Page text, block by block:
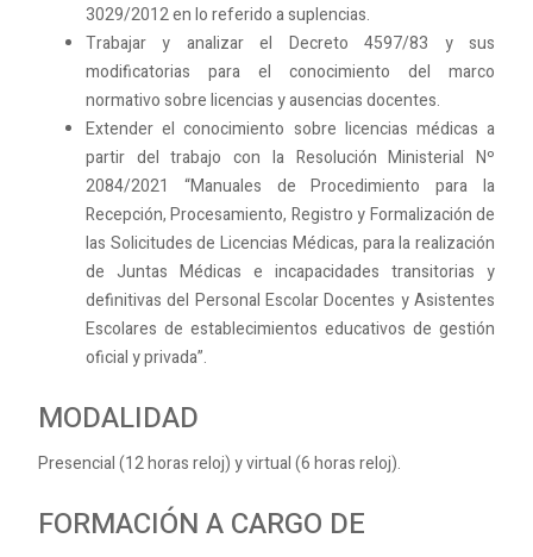
3029/2012 en lo referido a suplencias.
Trabajar y analizar el Decreto 4597/83 y sus
modificatorias para el conocimiento del marco
normativo sobre licencias y ausencias docentes.
Extender el conocimiento sobre licencias médicas a
partir del trabajo con la Resolución Ministerial Nº
2084/2021 “Manuales de Procedimiento para la
Recepción, Procesamiento, Registro y Formalización de
las Solicitudes de Licencias Médicas, para la realización
de Juntas Médicas e incapacidades transitorias y
definitivas del Personal Escolar Docentes y Asistentes
Escolares de establecimientos educativos de gestión
oficial y privada”.
MODALIDAD
Presencial (12 horas reloj) y virtual (6 horas reloj).
FORMACIÓN A CARGO DE